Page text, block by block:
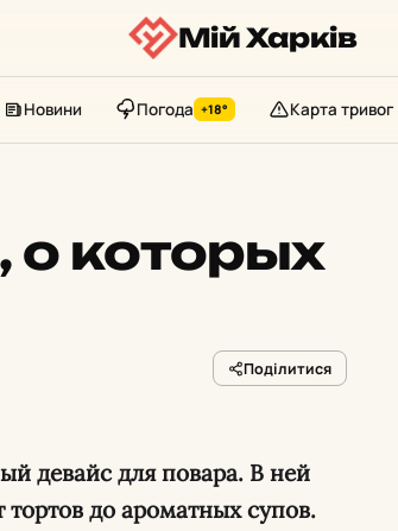
Мій Харків
Новини Погода +18° Карта тривог
о которых
Поділитися
девайс для повара. В ней
до ароматных супов.